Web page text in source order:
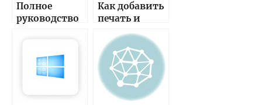
и опытных
пользователе
Полное
руководство
PDF-
документе —
шаг за шагом
Как добавить
печать и
подпись к
PDF файлу
таким
образом,
чтобы
гарантироват